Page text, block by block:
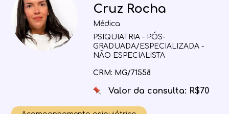
Cruz Rocha
Médica
PSIQUIATRIA - PÓS-
GRADUADA/ESPECIALIZADA -
NÃO ESPECIALISTA
CRM: MG/71558
Valor da consulta: R$70